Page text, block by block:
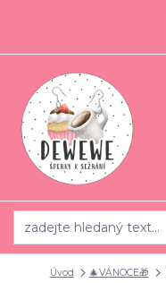
Úvod 🎄VÁNOCE🎁